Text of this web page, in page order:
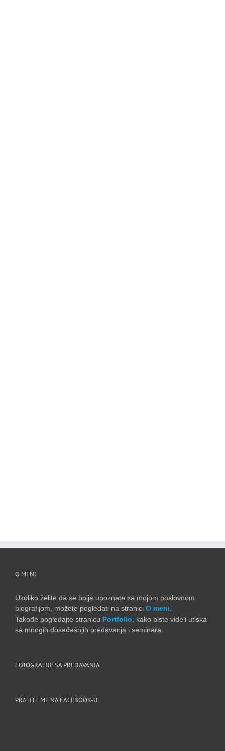
O MENI
Ukoliko želite da se bolje upoznate sa mojom poslovnom
biografijom, možete pogledati na stranici O meni
Takođe pogledajte stranicu Portfolio , kako biste videli utiska
sa mnogih dosadašnjih predavanja i seminara.
FOTOGRAFIJE SA PREDAVANJA
PRATITE ME NA FACEBOOK-U